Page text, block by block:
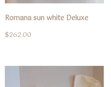
Romana sun white Deluxe
$262.00